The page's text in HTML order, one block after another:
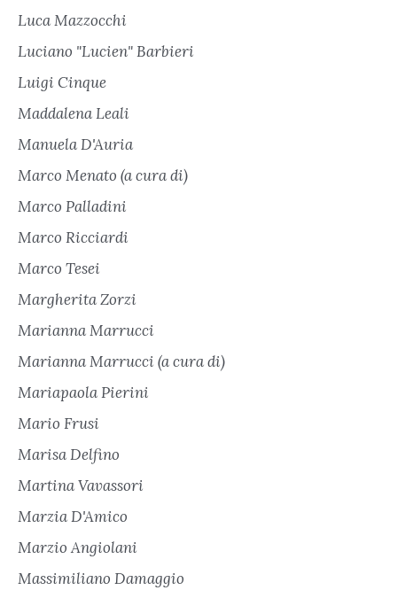
Luca Mazzocchi
Luciano "Lucien" Barbieri
Luigi Cinque
Maddalena Leali
Manuela D'Auria
Marco Menato (a cura di)
Marco Palladini
Marco Ricciardi
Marco Tesei
Margherita Zorzi
Marianna Marrucci
Marianna Marrucci (a cura di)
Mariapaola Pierini
Mario Frusi
Marisa Delfino
Martina Vavassori
Marzia D'Amico
Marzio Angiolani
Massimiliano Damaggio